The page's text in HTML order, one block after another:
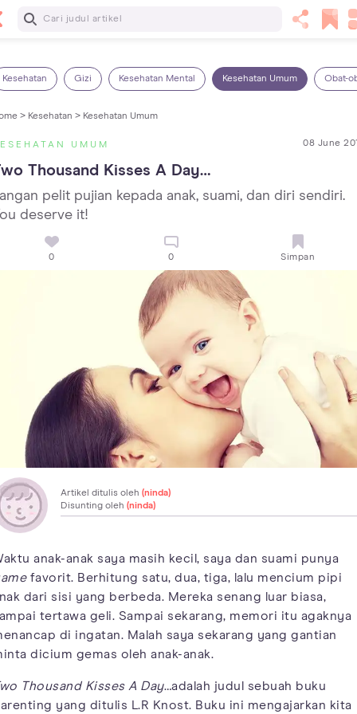
Baca Selanjutnya
Kesehatan Gizi Kesehatan Mental Kesehatan Umum Obat-
> Kesehatan > Kesehatan Umum
UMUM 08 June
Thousand Kisses A Day…
pelit pujian kepada anak, suami, dan diri sendiri.
deserve it!
0 0 Simpan
Artikel ditulis oleh (ninda)
Disunting oleh (ninda)
anak-anak saya masih kecil, saya dan suami punya
favorit. Berhitung satu, dua, tiga, lalu mencium pipi
dari sisi yang berbeda. Mereka senang luar biasa,
tertawa geli. Sampai sekarang, memori itu agaknya
di ingatan. Malah saya sekarang yang gantian
dicium gemas oleh anak-anak.
Thousand Kisses A Day…adalah judul sebuah buku
yang ditulis L.R Knost. Buku ini mengajarkan kita